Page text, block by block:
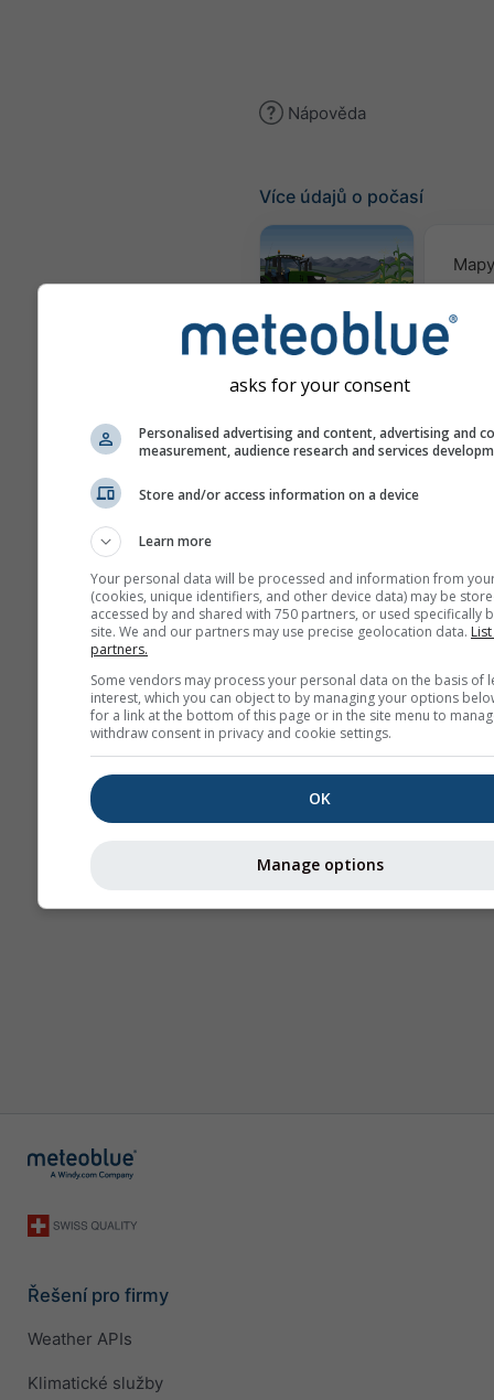
Nápověda
Více údajů o počasí
Meteogram
AGRO
Webkamery
Řešení pro firmy
Weather APIs
Klimatické služby
asks for your consent
Personalised advertising and content, advertising and
measurement, audience research and services
Store and/or access information on a device
Learn more
Your personal data will be processed and information from
(cookies, unique identifiers, and other device data) may be
accessed by and shared with 750 partners, or used specifically
site. We and our partners may use precise geolocation data.
partners.
Some vendors may process your personal data on the basis of
interest, which you can object to by managing your options
for a link at the bottom of this page or in the site menu to
withdraw consent in privacy and cookie settings.
OK
Manage options